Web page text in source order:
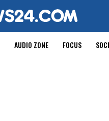
AUDIO ZONE FOCUS